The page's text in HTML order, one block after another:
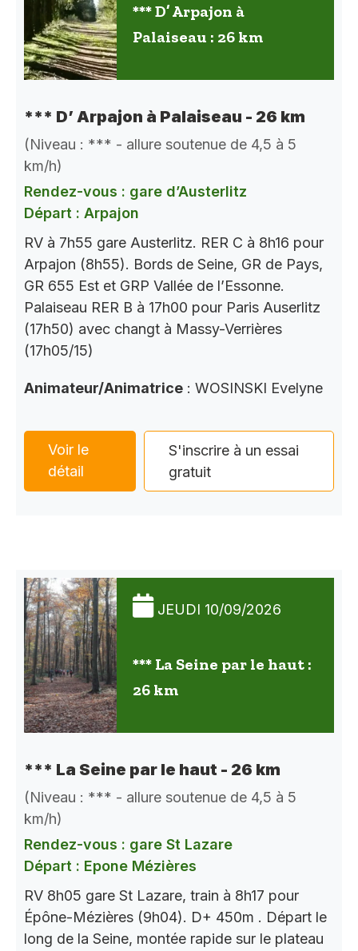
*** D’ Arpajon à
Palaiseau : 26 km
*** D’ Arpajon à Palaiseau - 26 km
(Niveau : *** - allure soutenue de 4,5 à 5
km/h)
Rendez-vous : gare d’Austerlitz
Départ : Arpajon
RV à 7h55 gare Austerlitz. RER C à 8h16 pour
Arpajon (8h55). Bords de Seine, GR de Pays,
GR 655 Est et GRP Vallée de l’Essonne.
Palaiseau RER B à 17h00 pour Paris Auserlitz
(17h50) avec changt à Massy-Verrières
(17h05/15)
Animateur/Animatrice : WOSINSKI Evelyne
Voir le
détail
S'inscrire à un essai
gratuit
JEUDI 10/09/2026
*** La Seine par le haut :
26 km
*** La Seine par le haut - 26 km
(Niveau : *** - allure soutenue de 4,5 à 5
km/h)
Rendez-vous : gare St Lazare
Départ : Epone Mézières
RV 8h05 gare St Lazare, train à 8h17 pour
Épône-Mézières (9h04). D+ 450m . Départ le
long de la Seine, montée rapide sur le plateau